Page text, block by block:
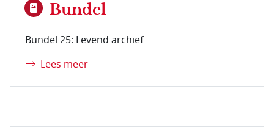
Bundel
Bundel 25: Levend archief
Lees meer